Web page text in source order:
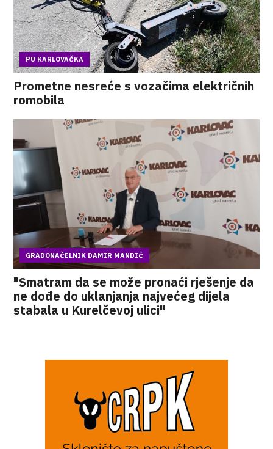
PU KARLOVAČKA
Prometne nesreće s vozačima električnih
romobila
GRADONAČELNIK DAMIR MANDIĆ
"Smatram da se može pronaći rješenje da
ne dođe do uklanjanja najvećeg dijela
stabala u Kurelčevoj ulici"